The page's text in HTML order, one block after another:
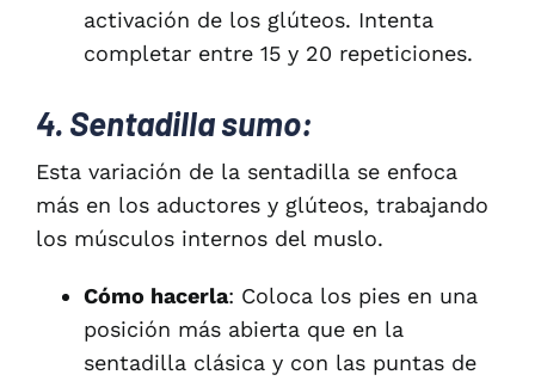
activación de los glúteos. Intenta
completar entre 15 y 20 repeticiones.
4. Sentadilla sumo:
Esta variación de la sentadilla se enfoca
más en los aductores y glúteos, trabajando
los músculos internos del muslo.
Cómo hacerla: Coloca los pies en una
posición más abierta que en la
sentadilla clásica y con las puntas de